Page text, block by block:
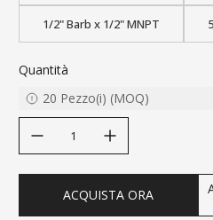
1/2" Barb x 1/2" MNPT
Quantità
20 Pezzo(i) (MOQ)
ACQUISTA ORA